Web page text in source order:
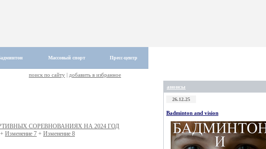
Массовый спорт Пресс-центр
поиск по сайту | добавить в избранное
СОРЕВНОВАНИЯХ НА 2024 ГОД
+ Изменение 7 + Изменение 8
анонсы
26.12.25
Badminton and vision